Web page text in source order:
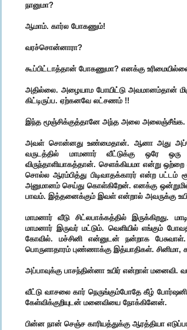
நானுமா?
ஆமாம். கார்ல போகணும்!
வரச்சொன்னாரா?
கூப்பிட்டாத்தான் போகணுமா? எனக்கு
அதில்லை. அழையாம போயிட்டு அவமானம்தான்
கிட்டிருப்ப. ஏற்கனவே லட்சணம் !!
இந்த மூஞ்சிக்குத்தானே அந்த அலை அலைஞ்சீங்க.
அவள் சொன்னது உண்மைதான். ஆனா அது
வருடத்தில் மாமனார் வீட்டுக்கு ஒரே
விருந்தாளியாகத்தான். செளக்கியமா என்று ஒற்றை
சொல்ல ஆரம்பித்து பிடிவாதக்காரர் என்ற
அனுமானம் செய்து கொள்கிறேன். எனக்கு
பாவம். இத்தனைக்கும் இவள் என்றால் அவருக்கு
மாமனார் வீடு சிட்லபாக்கத்தில் இருக்கிறது.
மாமனார் இருவர் மட்டும். வெளியில் எங்கும்
கோவில். மச்சினி என்னுடன் நன்றாக பேசுவாள்.
பொருளாதாரம் புண்ணாக்கு இத்யாதிகள்.
அப்பாவுக்கு பாசந்தின்னா உயிர் என்றாள்
வீட்டு வாசலை கார் நெருங்கும்போதே கீழ்
கேள்விக்குறியுடன் மனைவியை நோக்கினேன்.
பின்ன நான் செஞ்ச காரியத்துக்கு ஆரத்தியா